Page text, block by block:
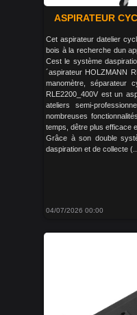
ASPIRATEUR
Cet aspirateur datelier
bois à la recherche dun
Cest le système
´aspirateur HOLZMANN
manomètre, séparateur
RLE2200_400V est un
ateliers semi-
nombreuses
temps, dêtre plus efficace
Grâce à son double
daspiration et de collecte
04/07/2026 00:00